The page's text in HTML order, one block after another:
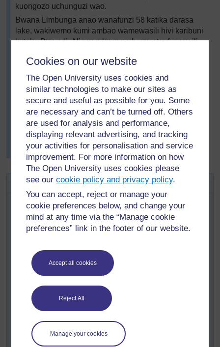
Cookies on our website
The Open University uses cookies and
similar technologies to make our sites as
secure and useful as possible for you. Some
are necessary and can’t be turned off. Others
are used for analysis and performance,
displaying relevant advertising, and tracking
your activities for personalisation and service
improvement. For more information on how
The Open University uses cookies please
see ourcookie policy and privacy policy.
You can accept, reject or manage your
cookie preferences below, and change your
mind at any time via the “Manage cookie
preferences” link in the footer of our website.
Accept all cookies
Reject All
Manage your cookies
kuongozo uchunguzi wao.
Bwana Limbunga anao wanafunzi 58 katika darasa
lake, wakiwemo kumi ambao wamewasili hivi karibuni
kutoka Burundi. Aliamua kuwaomba wastaafu wawili
Mmoja anaongea Kirundi, lugha ya wanafunzi kutoka
Burundi. Vikundi vitatu vya darasa lile vilikwenda safari.
Marafiki wa Bwana Limbunga walishiriki katika mjadala
darasani na kwenye shughuli zilizofuata za usomaji na
uandishi. Kufikia mwishoni mwa wiki, watu wale watatu
walikubali kuwa wanafunzi wamejua zaidi jinsi taarifa
inavyoweza kuwasilishwa kwa njia mbalimbali na kwa
lugha mbalimbali na baadhi walionekana wamefurahia
zaidi usomaji na uandishi kuliko hapo awali.
Shughuli muhimu: Kusoma Alama
Kabla ya somo, soma Nyenzo Rejea 4: Kujiandaa kwa
matembezi ya kijumuiyaili kupanga matembezi na
kuandaa maswali yako. Andika maswali ubaoni.
Ili kuanza somo, waambie wanafunzi kuhusu matembezi
kutoka kwenye ubao. Kama hawawezi, andaa orodha ya
maswali kwa kila kiongozi wa kikundi kwa ajili ya
kuwauliza katika matembezi.
Wachukue kwa ajili ya matembezi yaliyopangwa mpaka
kwenye jumuiya yenu mnayokaa.
majibu ya maswali na wachore mifano ya chapa au
picha wanazoziona.